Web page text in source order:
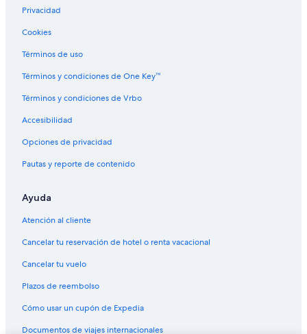
Hoteles con vista en Champagne-Ardenne
Hoteles de Relais & Chateaux en Champagne-Ardenne
Hoteles en Tours-sur-Marne
Hoteles en Reuves
Casas de campo en Toulon la Montagne
Privacidad
Cookies
Términos de uso
Términos y condiciones de One Key™
Términos y condiciones de Vrbo
Accesibilidad
Opciones de privacidad
Pautas y reporte de contenido
Ayuda
Atención al cliente
Cancelar tu reservación de hotel o renta vacacional
Cancelar tu vuelo
Plazos de reembolso
Cómo usar un cupón de Expedia
Documentos de viajes internacionales